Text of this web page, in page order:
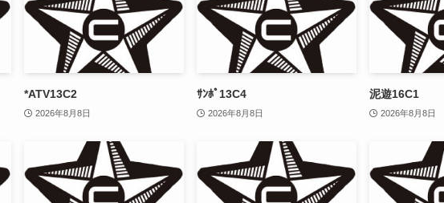
*ATV13C2
2026年8月8日
ｻﾝﾎﾟ13C4
2026年8月8日
泥遊16C1
2026年8月8日